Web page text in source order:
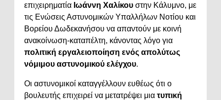
επιχειρηματία Ιωάννη Χαλίκου στην Κάλυμνο, με
τις Ενώσεις Αστυνομικών Υπαλλήλων Νοτίου και
Βορείου Δωδεκανήσου να απαντούν με κοινή
ανακοίνωση-καταπέλτη, κάνοντας λόγο για
πολιτική εργαλειοποίηση ενός απολύτως
νόμιμου αστυνομικού ελέγχου.
Οι αστυνομικοί καταγγέλλουν ευθέως ότι ο
βουλευτής επιχειρεί να μετατρέψει μια τυπική